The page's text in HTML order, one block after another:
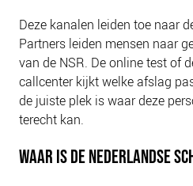
Deze kanalen leiden toe naar
Partners leiden mensen naar
van de NSR. De online test of
callcenter kijkt welke afslag
de juiste plek is waar deze
terecht kan.
WAAR IS DE NEDERLANDSE